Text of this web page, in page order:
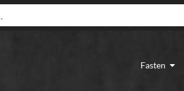
Fasten